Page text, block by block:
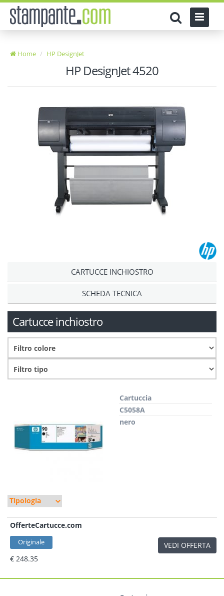
Home HP DesignJet
HP DesignJet 4520
CARTUCCE INCHIOSTRO
SCHEDA TECNICA
Cartucce inchiostro
Cartuccia
C5058A
nero
OfferteCartucce.com
Originale
€ 248.35
VEDI OFFERTA